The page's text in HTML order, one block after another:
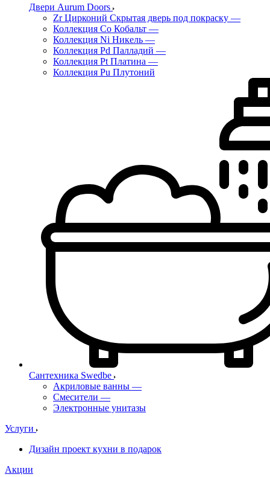
Двери Aurum Doors
Zr Цирконий Скрытая дверь под покраску —
Коллекция Co Кобальт —
Коллекция Ni Никель —
Коллекция Pd Палладий —
Коллекция Pt Платина —
Коллекция Pu Плутоний
Сантехника Swedbe
Акриловые ванны —
Смесители —
Электронные унитазы
Услуги
Дизайн проект кухни в подарок
Акции